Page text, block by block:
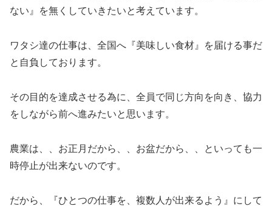
ない』を無くしていきたいと考えています。
ワタシ達の仕事は、全国へ『美味しい食材』を届ける事だ
と自負しております。
その目的を達成させる為に、全員で同じ方向を向き、協力
をしながら前へ進みたいと思います。
農業は、、お正月だから、、お盆だから、、といっても一
時停止が出来ないのです。
だから、『ひとつの仕事を、複数人が出来るよう』にして